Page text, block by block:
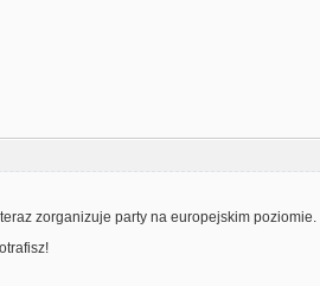
zorganizuje party na europejskim poziomie.